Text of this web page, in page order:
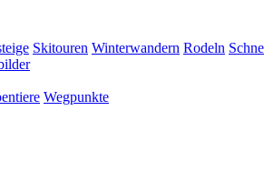
Skitouren Winterwandern Rodeln
Wegpunkte